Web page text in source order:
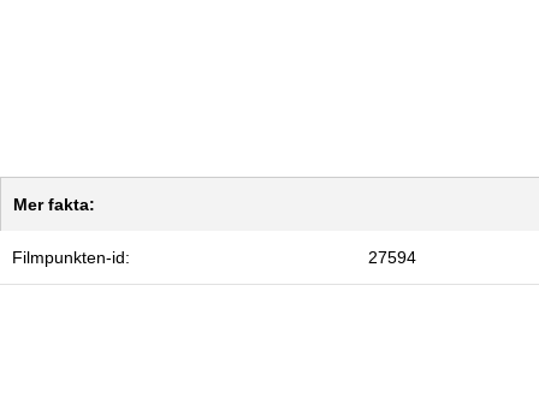
Mer fakta:
Filmpunkten-id: 27594